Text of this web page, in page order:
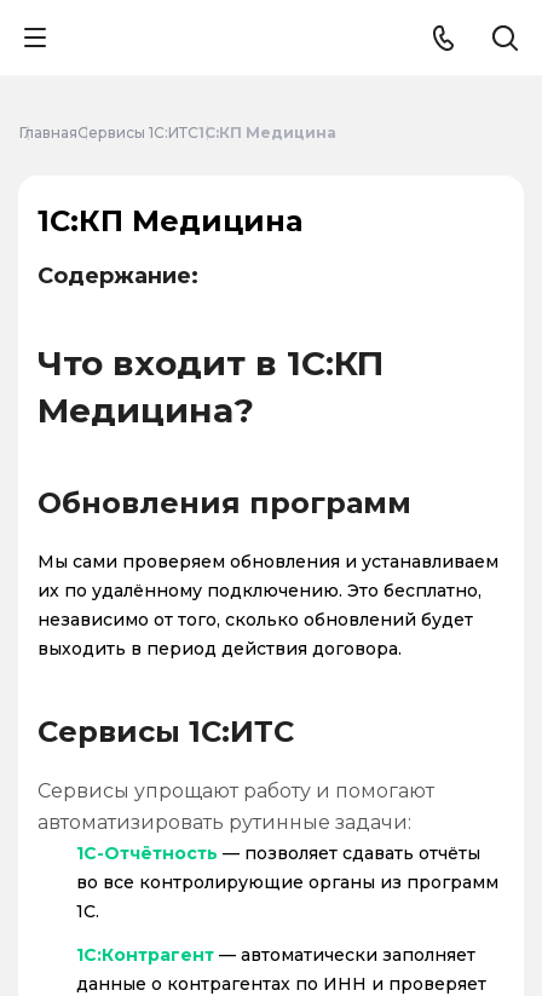
ГлавнаяСервисы 1С:ИТС1С:КП Медицина
1С:КП Медицина
Содержание:
Что входит в 1С:КП
Медицина?
Обновления программ
Мы сами проверяем обновления и устанавливаем
их по удалённому подключению. Это бесплатно,
независимо от того, сколько обновлений будет
выходить в период действия договора.
Сервисы 1С:ИТС
Сервисы упрощают работу и помогают
автоматизировать рутинные задачи:
1С-Отчётность — позволяет сдавать отчёты
во все контролирующие органы из программ
1С.
1С:Контрагент — автоматически заполняет
данные о контрагентах по ИНН и проверяет